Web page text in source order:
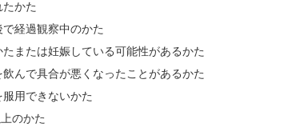
たかた
経過観察中のかた
または妊娠している可能性があるかた
飲んで具合が悪くなったことがあるかた
用できないかた
のかた